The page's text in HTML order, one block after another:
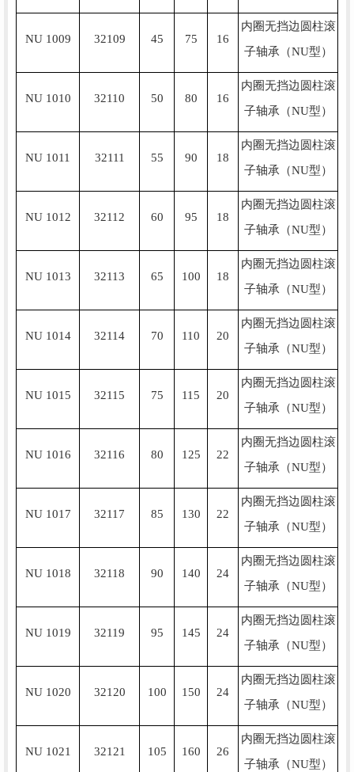
NU 1009 32109 45 75 16
内圈无挡边圆柱滚
子轴承（NU型）
NU 1010 32110 50 80 16
内圈无挡边圆柱滚
子轴承（NU型）
NU 1011 32111 55 90 18
内圈无挡边圆柱滚
子轴承（NU型）
NU 1012 32112 60 95 18
内圈无挡边圆柱滚
子轴承（NU型）
NU 1013 32113 65 100 18
内圈无挡边圆柱滚
子轴承（NU型）
NU 1014 32114 70 110 20
内圈无挡边圆柱滚
子轴承（NU型）
NU 1015 32115 75 115 20
内圈无挡边圆柱滚
子轴承（NU型）
NU 1016 32116 80 125 22
内圈无挡边圆柱滚
子轴承（NU型）
NU 1017 32117 85 130 22
内圈无挡边圆柱滚
子轴承（NU型）
NU 1018 32118 90 140 24
内圈无挡边圆柱滚
子轴承（NU型）
NU 1019 32119 95 145 24
内圈无挡边圆柱滚
子轴承（NU型）
NU 1020 32120 100 150 24
内圈无挡边圆柱滚
子轴承（NU型）
NU 1021 32121 105 160 26
内圈无挡边圆柱滚
子轴承（NU型）